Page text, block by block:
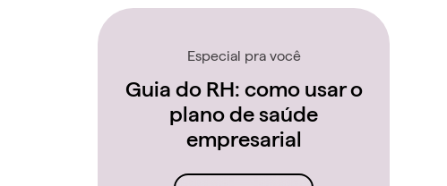
Especial pra você
Guia do RH: como usar o
plano de saúde
empresarial